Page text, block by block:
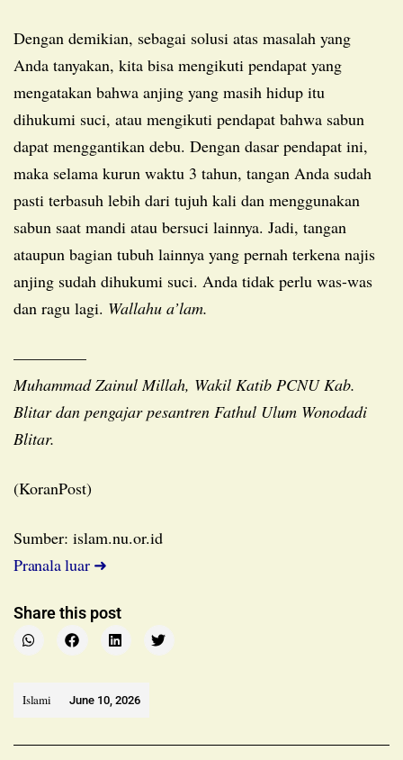
Dengan demikian, sebagai solusi atas masalah yang
Anda tanyakan, kita bisa mengikuti pendapat yang
mengatakan bahwa anjing yang masih hidup itu
dihukumi suci, atau mengikuti pendapat bahwa sabun
dapat menggantikan debu. Dengan dasar pendapat ini,
maka selama kurun waktu 3 tahun, tangan Anda sudah
pasti terbasuh lebih dari tujuh kali dan menggunakan
sabun saat mandi atau bersuci lainnya. Jadi, tangan
ataupun bagian tubuh lainnya yang pernah terkena najis
anjing sudah dihukumi suci. Anda tidak perlu was-was
dan ragu lagi. Wallahu a’lam.
————–
Muhammad Zainul Millah, Wakil Katib PCNU Kab.
Blitar dan pengajar pesantren Fathul Ulum Wonodadi
Blitar.
(KoranPost)
Sumber: islam.nu.or.id
Pranala luar ➜
Share this post
Islami June 10, 2026